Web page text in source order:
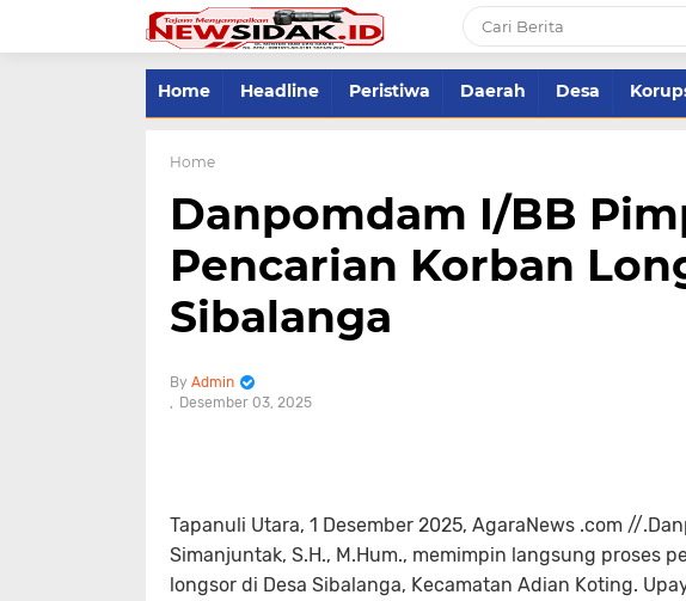
Home Headline Peristiwa Daerah Desa
Home
Danpomdam I/BB
Pencarian Korban
Sibalanga
Admin
Desember 03, 2025
Tapanuli Utara, 1 Desember 2025, AgaraNews .com //
Simanjuntak, S.H., M.Hum., memimpin langsung proses
longsor di Desa Sibalanga, Kecamatan Adian Koting.